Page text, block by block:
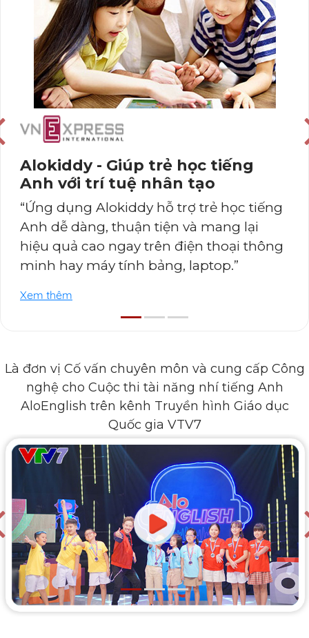
Alokiddy - Giúp trẻ học tiếng
Anh với trí tuệ nhân tạo
“Ứng dụng Alokiddy hỗ trợ trẻ học tiếng
Anh dễ dàng, thuận tiện và mang lại
hiệu quả cao ngay trên điện thoại thông
minh hay máy tính bảng, laptop.”
Xem thêm
Là đơn vị Cố vấn chuyên môn và cung cấp Công
nghệ cho Cuộc thi tài năng nhí tiếng Anh
AloEnglish trên kênh Truyền hình Giáo dục
Quốc gia VTV7